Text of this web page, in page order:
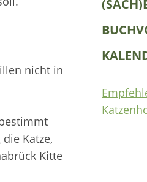
nicht in
Katze,
Kitte